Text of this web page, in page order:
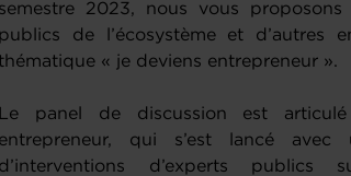
semestre 2023, nous vous
publics de l’écosystème et d’autres
thématique « je deviens entrepreneur ».
Le panel de discussion est
entrepreneur, qui s’est lancé
d’interventions d’experts